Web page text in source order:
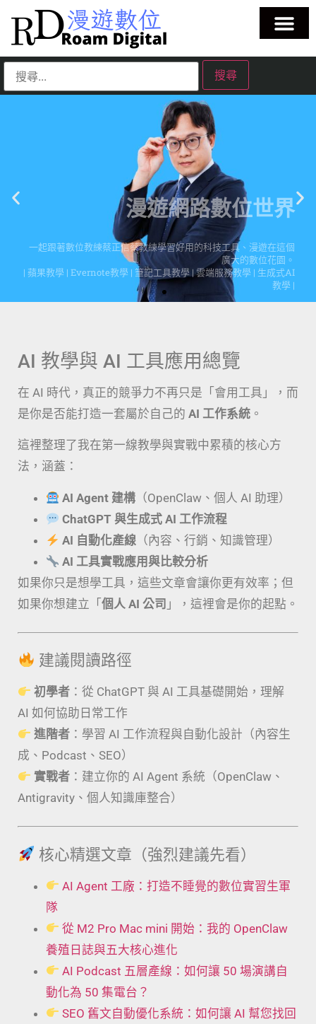
漫遊網路數位世界
一起跟著數位教練蔡正信蔡教練學習好用的科技工具、漫遊在這個
廣大的數位花園。
| 蘋果教學 | Evernote教學 | 筆記工具教學 | 雲端服務教學 | 生成式AI
教學 |
點擊這裡
AI 教學與 AI 工具應用總覽
在 AI 時代，真正的競爭力不再只是「會用工具」，而
是你是否能打造一套屬於自己的 AI 工作系統 。
這裡整理了我在第一線教學與實戰中累積的核心方
法，涵蓋：
AI Agent 建構 （OpenClaw、個人 AI 助理）
ChatGPT 與生成式 AI 工作流程
AI 自動化產線 （內容、行銷、知識管理）
AI 工具實戰應用與比較分析
如果你只是想學工具，這些文章會讓你更有效率；但
如果你想建立「 個人 AI 公司 」，這裡會是你的起點。
建議閱讀路徑
初學者 ：從 ChatGPT 與 AI 工具基礎開始，理解
AI 如何協助日常工作
進階者 ：學習 AI 工作流程與自動化設計（內容生
成、Podcast、SEO）
實戰者 ：建立你的 AI Agent 系統（OpenClaw、
Antigravity、個人知識庫整合）
核心精選文章（強烈建議先看）
AI Agent 工廠：打造不睡覺的數位實習生軍
隊
從 M2 Pro Mac mini 開始：我的 OpenClaw
養殖日誌與五大核心進化
AI Podcast 五層產線：如何讓 50 場演講自
動化為 50 集電台？
SEO 舊文自動優化系統：如何讓 AI 幫您找回